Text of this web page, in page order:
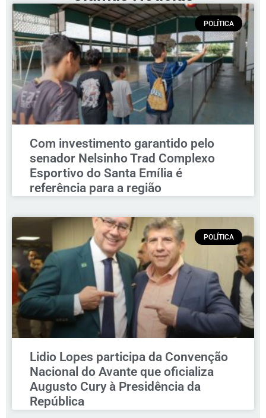
POLÍTICA
Com investimento garantido pelo
senador Nelsinho Trad Complexo
Esportivo do Santa Emília é
referência para a região
POLÍTICA
Lidio Lopes participa da Convenção
Nacional do Avante que oficializa
Augusto Cury à Presidência da
República